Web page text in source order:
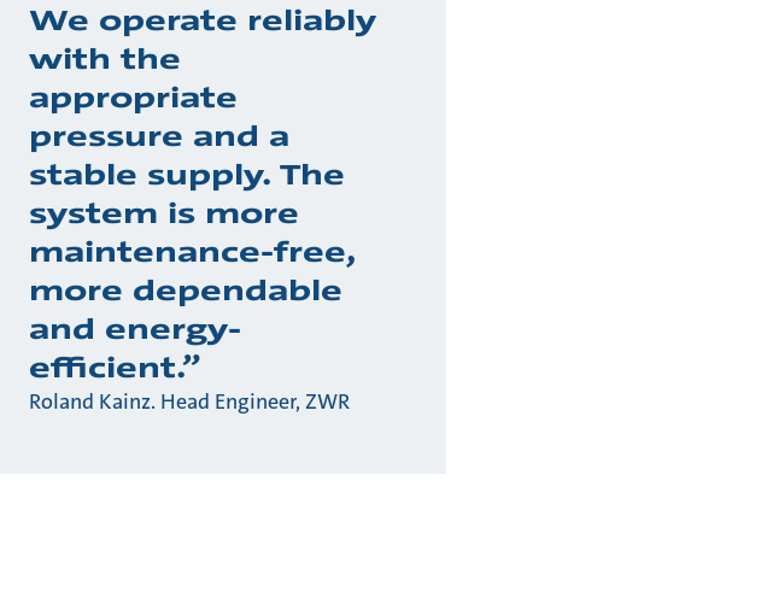
We operate reliably
with the
appropriate
pressure and a
stable supply. The
system is more
maintenance-free,
more dependable
and energy-
efficient.”
Roland Kainz. Head Engineer, ZWR